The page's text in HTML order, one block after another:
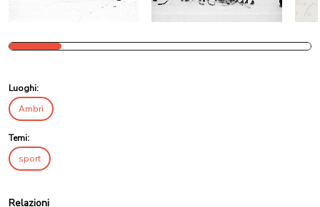
Luoghi:
Ambrì
Temi:
sport
Relazioni